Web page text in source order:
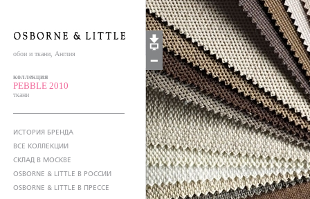
обои и ткани, Англия
коллекция
PEBBLE 2010
ткани
ИСТОРИЯ БРЕНДА
ВСЕ КОЛЛЕКЦИИ
СКЛАД В МОСКВЕ
OSBORNE & LITTLE В РОССИИ
OSBORNE & LITTLE В ПРЕССЕ